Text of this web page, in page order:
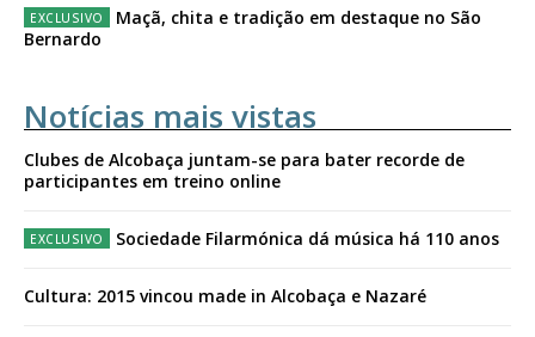
Maçã, chita e tradição em destaque no São
Bernardo
Notícias mais vistas
Clubes de Alcobaça juntam-se para bater recorde de
participantes em treino online
Sociedade Filarmónica dá música há 110 anos
Cultura: 2015 vincou made in Alcobaça e Nazaré